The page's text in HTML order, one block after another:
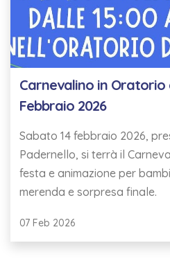
Carnevalino in Oratorio
Febbraio 2026
Sabato 14 febbraio 2026,
Padernello, si terrà il
festa e animazione per
merenda e sorpresa finale.
07 Feb 2026